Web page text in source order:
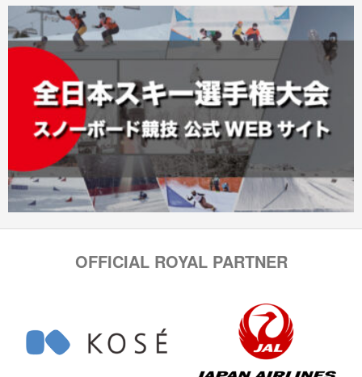
OFFICIAL ROYAL PARTNER